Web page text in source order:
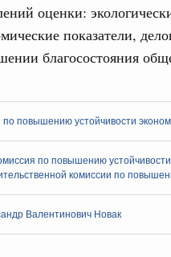
оценки:
показатели,
благосостояния
повышению устойчивости
по повышению
комиссии по
Валентинович Новак
с победой на
Ярославскую
Федерации.
и обновили